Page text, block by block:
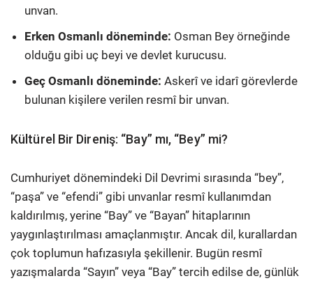
unvan.
Erken Osmanlı döneminde: Osman Bey örneğinde
olduğu gibi uç beyi ve devlet kurucusu.
Geç Osmanlı döneminde: Askerî ve idarî görevlerde
bulunan kişilere verilen resmî bir unvan.
Kültürel Bir Direniş: “Bay” mı, “Bey” mi?
Cumhuriyet dönemindeki Dil Devrimi sırasında “bey”,
“paşa” ve “efendi” gibi unvanlar resmî kullanımdan
kaldırılmış, yerine “Bay” ve “Bayan” hitaplarının
yaygınlaştırılması amaçlanmıştır. Ancak dil, kurallardan
çok toplumun hafızasıyla şekillenir. Bugün resmî
yazışmalarda “Sayın” veya “Bay” tercih edilse de, günlük